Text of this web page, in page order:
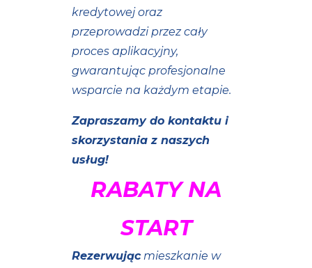
kredytowej oraz
przeprowadzi przez cały
proces aplikacyjny,
gwarantując profesjonalne
wsparcie na każdym etapie.
Zapraszamy do kontaktu i
skorzystania z naszych
usług!
RABATY NA
START
Rezerwującmieszkanie w